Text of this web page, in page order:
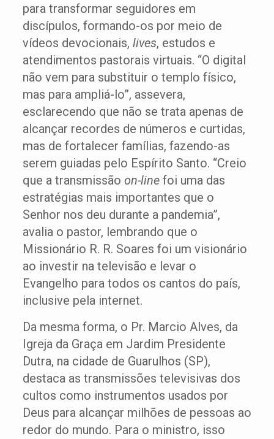
para transformar seguidores em
discípulos, formando-os por meio de
vídeos devocionais, lives, estudos e
atendimentos pastorais virtuais. “O digital
não vem para substituir o templo físico,
mas para ampliá-lo”, assevera,
esclarecendo que não se trata apenas de
alcançar recordes de números e curtidas,
mas de fortalecer famílias, fazendo-as
serem guiadas pelo Espírito Santo. “Creio
que a transmissão on-linefoi uma das
estratégias mais importantes que o
Senhor nos deu durante a pandemia”,
avalia o pastor, lembrando que o
Missionário R. R. Soares foi um visionário
ao investir na televisão e levar o
Evangelho para todos os cantos do país,
inclusive pela internet.
Da mesma forma, o Pr. Marcio Alves, da
Igreja da Graça em Jardim Presidente
Dutra, na cidade de Guarulhos (SP),
destaca as transmissões televisivas dos
cultos como instrumentos usados por
Deus para alcançar milhões de pessoas ao
redor do mundo. Para o ministro, isso